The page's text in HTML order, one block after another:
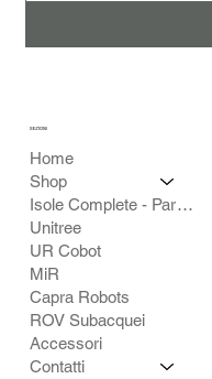
SEZIONI
Home
Shop
Isole Complete - Partner
Unitree
UR Cobot
MiR
Capra Robots
ROV Subacquei
Accessori
Contatti